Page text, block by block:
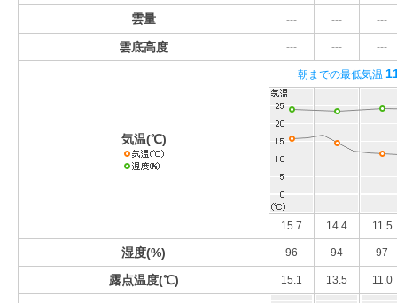
雲量 --- --- ---
雲底高度 --- --- ---
気温(℃)
朝までの最低気温
15.7 14.4 11.5
湿度(%) 96 94 97
露点温度(℃) 15.1 13.5 11.0